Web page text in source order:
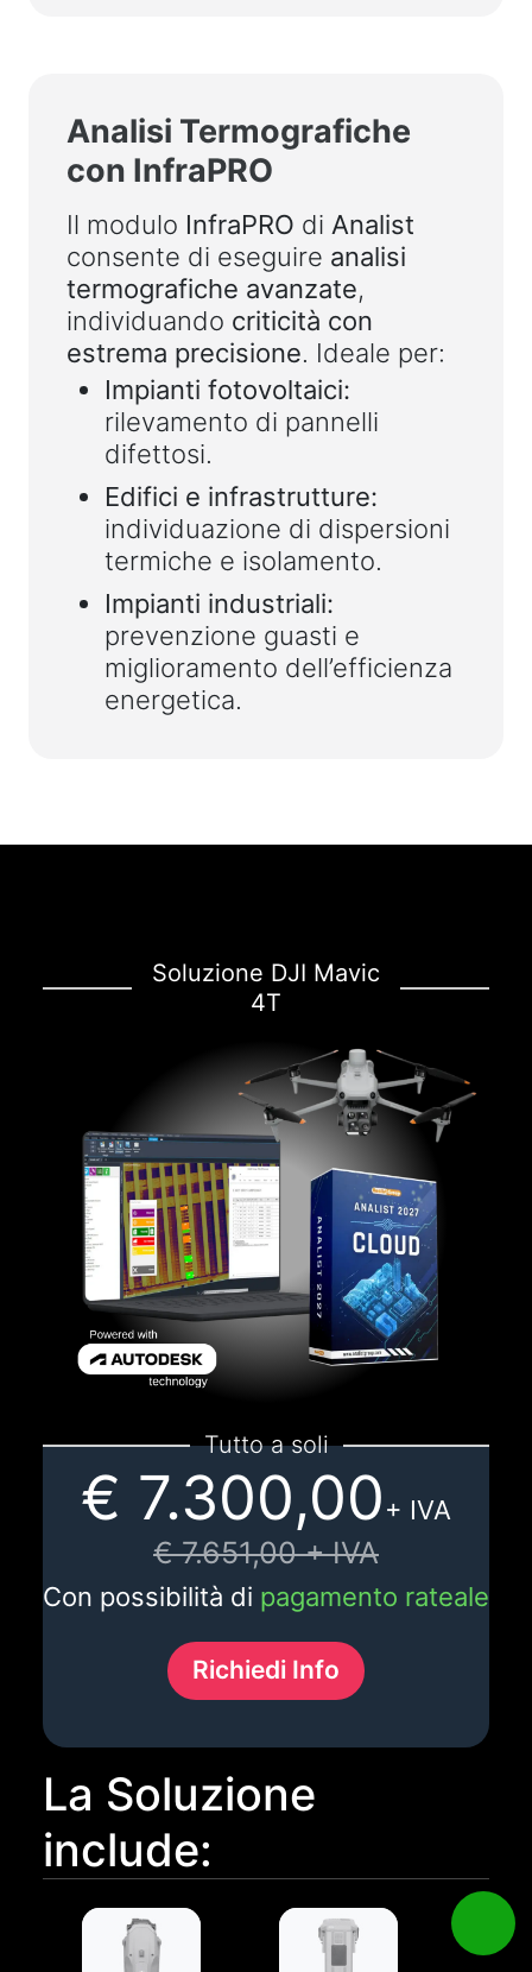
Analisi Termografiche
con InfraPRO
Il modulo InfraPRO di Analist
consente di eseguire analisi
termografiche avanzate,
individuando criticità con
estrema precisione. Ideale per:
Impianti fotovoltaici:
rilevamento di pannelli
difettosi.
Edifici e infrastrutture:
individuazione di dispersioni
termiche e isolamento.
Impianti industriali:
prevenzione guasti e
miglioramento dell’efficienza
energetica.
Soluzione DJI Mavic
4T
Tutto a soli
€ 7.300,00+ IVA
€ 7.651,00 + IVA
Con possibilità di pagamento rateale
Richiedi Info
La Soluzione
include: